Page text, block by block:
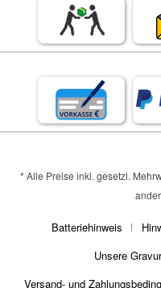
* Alle Preise inkl. gesetzl.
Batteriehinweis
Unsere
Versand- und